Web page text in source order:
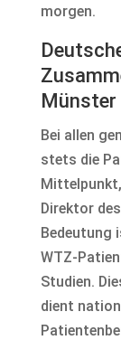
morgen.
Münster
Bei allen
stets die
Direktor
Bedeutung
WTZ-
Studien.
dient